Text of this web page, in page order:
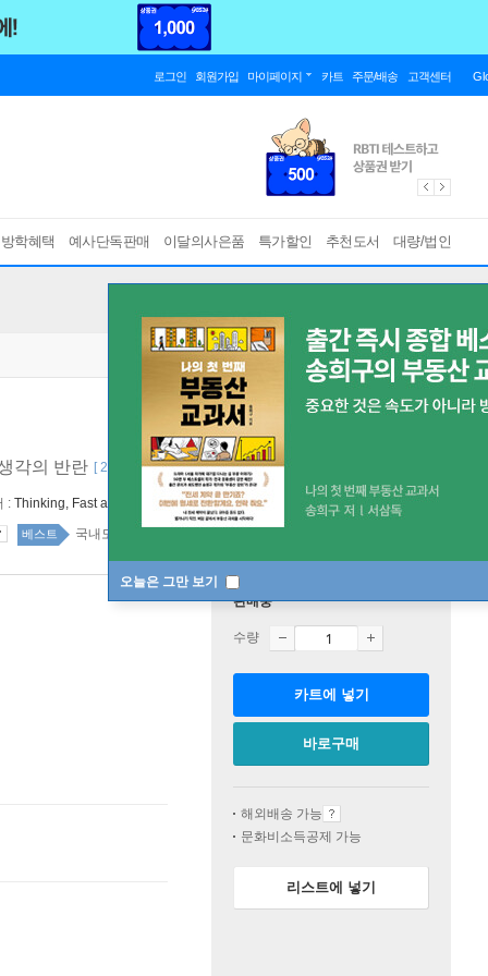
로그인 회원가입 마이페이지 카트 주문/배송 고객센터
학혜택 예사단독판매 이달의사은품 특가할인 추천도서 대량/법인
오늘은 그만 보기
각의 반란 [ 2판, 양장 ]
: Thinking, Fast and Slow
베스트 국내도서 115위
판매중
수량
카트에 넣기
바로구매
해외배송 가능
문화비소득공제 가능
리스트에 넣기